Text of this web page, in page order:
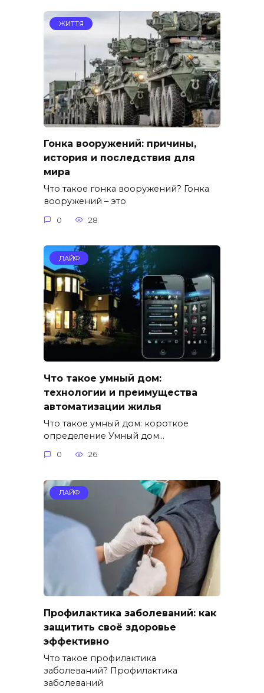
ЖИТТЯ
Гонка вооружений: причины,
история и последствия для
мира
Что такое гонка вооружений? Гонка
вооружений – это
0 28
ЛАЙФ
Что такое умный дом:
технологии и преимущества
автоматизации жилья
Что такое умный дом: короткое
определение Умный дом…
0 26
ЛАЙФ
Профилактика заболеваний: как
защитить своё здоровье
эффективно
Что такое профилактика
заболеваний? Профилактика
заболеваний